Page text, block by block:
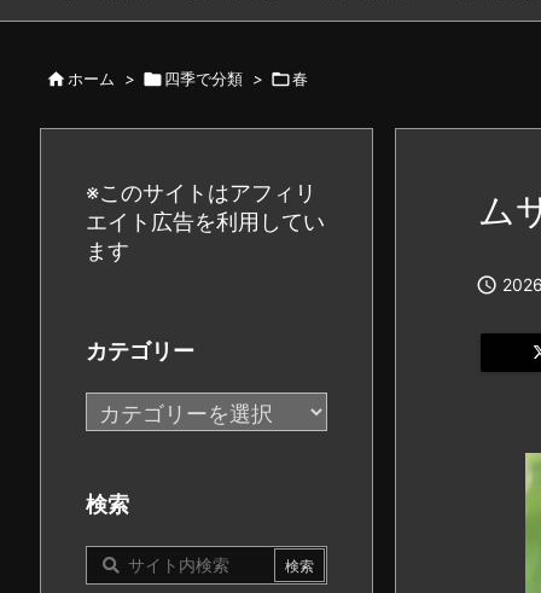
 ホーム > 四季で分類 > 春
ム

※このサイトはアフィリ
エイト広告を利用してい
ます
カテゴリー
カ
テ
リ
ー
検索